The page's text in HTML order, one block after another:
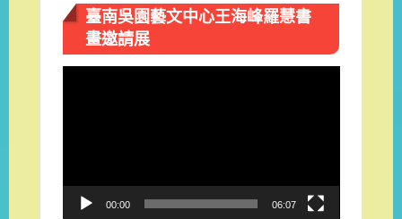
臺南吳園藝文中心王海峰羅慧書
畫邀請展
00:00 06:07